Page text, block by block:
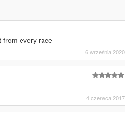
from every race
6 września 2020
4 czerwca 2017